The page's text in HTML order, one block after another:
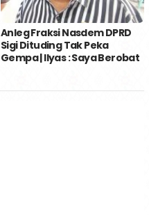
Anleg Fraksi Nasdem DPRD
Sigi Dituding Tak Peka
Gempa | Ilyas : Saya Berobat